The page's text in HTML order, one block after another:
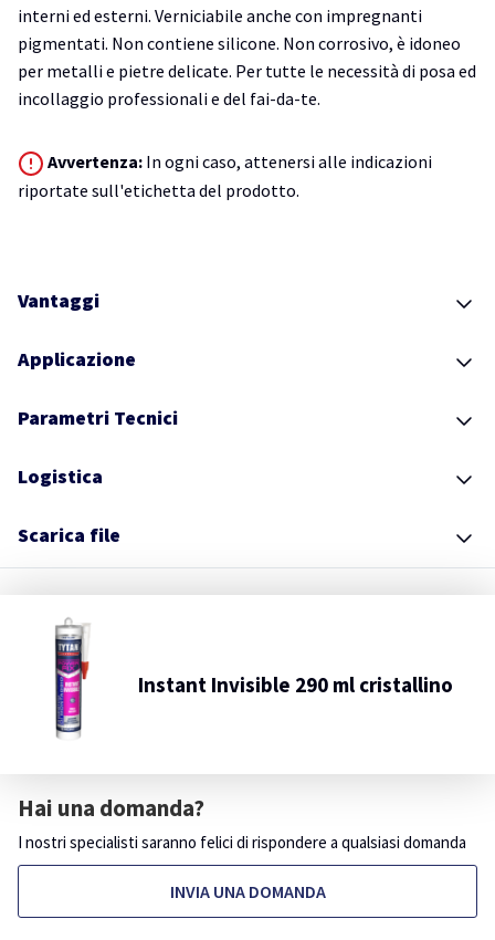
interni ed esterni. Verniciabile anche con impregnanti
pigmentati. Non contiene silicone. Non corrosivo, è idoneo
per metalli e pietre delicate. Per tutte le necessità di posa ed
incollaggio professionali e del fai-da-te.
Avvertenza: In ogni caso, attenersi alle indicazioni
riportate sull'etichetta del prodotto.
Vantaggi
Applicazione
Parametri Tecnici
Logistica
Scarica file
Instant Invisible 290 ml cristallino
Hai una domanda?
I nostri specialisti saranno felici di rispondere a qualsiasi domanda
INVIA UNA DOMANDA